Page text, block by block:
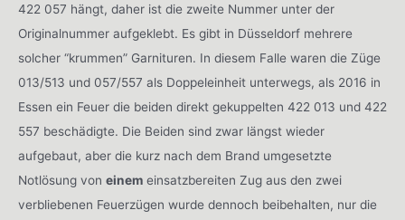
422 057 hängt, daher ist die zweite Nummer unter der
Originalnummer aufgeklebt. Es gibt in Düsseldorf mehrere
solcher “krummen” Garnituren. In diesem Falle waren die Züge
013/513 und 057/557 als Doppeleinheit unterwegs, als 2016 in
Essen ein Feuer die beiden direkt gekuppelten 422 013 und 422
557 beschädigte. Die Beiden sind zwar längst wieder
aufgebaut, aber die kurz nach dem Brand umgesetzte
Notlösung von einem einsatzbereiten Zug aus den zwei
verbliebenen Feuerzügen wurde dennoch beibehalten, nur die